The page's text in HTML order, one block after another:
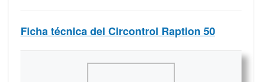
Ficha técnica del Circontrol Raption 50